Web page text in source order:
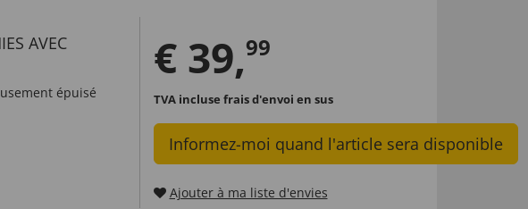
AVEC
épuisé
€ 39,99
TVA incluse frais d'envoi en sus
Informez-moi quand l'article sera disponible
Ajouter à ma liste d'envies